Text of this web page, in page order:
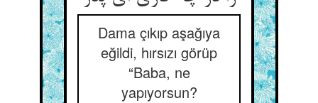
Dama çıkıp aşağıya
eğildi, hırsızı görüp
“Baba, ne
yapıyorsun?